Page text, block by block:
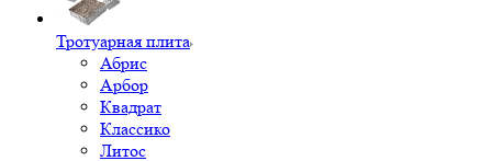
Тротуарная плита
Абрис
Арбор
Квадрат
Классико
Литос